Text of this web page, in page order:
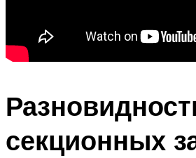
секционных